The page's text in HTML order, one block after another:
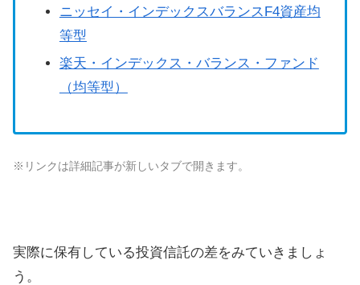
ニッセイ・インデックスバランスF4資産均
等型
楽天・インデックス・バランス・ファンド
（均等型）
※リンクは詳細記事が新しいタブで開きます。
実際に保有している投資信託の差をみていきましょ
う。